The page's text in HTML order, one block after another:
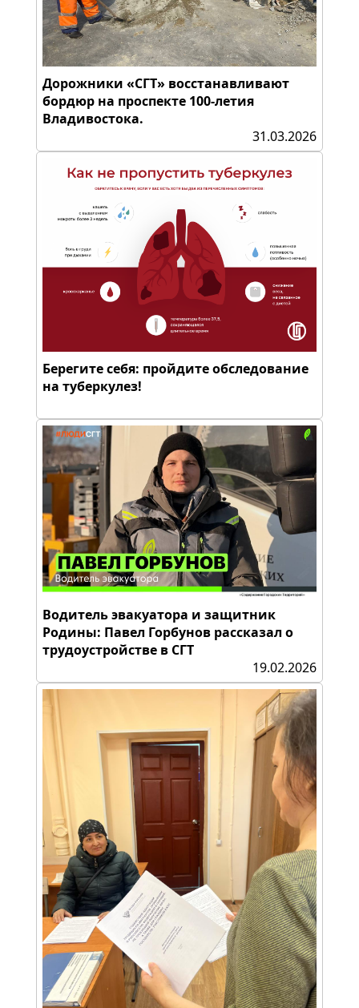
Дорожники «СГТ» восстанавливают
бордюр на проспекте 100-летия
Владивостока.
31.03.2026
Берегите себя: пройдите обследование
на туберкулез!
Водитель эвакуатора и защитник
Родины: Павел Горбунов рассказал о
трудоустройстве в СГТ
19.02.2026